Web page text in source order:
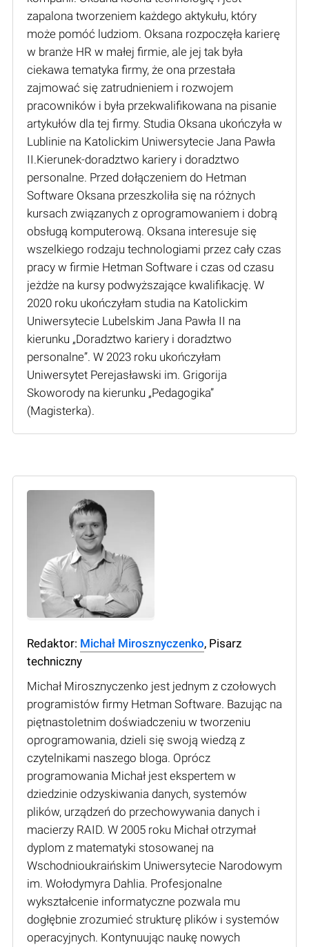
zapalona tworzeniem każdego aktykułu, który
może pomóć ludziom. Oksana rozpoczęła karierę
w branże HR w małej firmie, ale jej tak była
ciekawa tematyka firmy, że ona przestała
zajmować się zatrudnieniem i rozwojem
pracowników i była przekwalifikowana na pisanie
artykułów dla tej firmy. Studia Oksana ukończyła w
Lublinie na Katolickim Uniwersytecie Jana Pawła
II.Kierunek-doradztwo kariery i doradztwo
personalne. Przed dołączeniem do Hetman
Software Oksana przeszkoliła się na różnych
kursach związanych z oprogramowaniem i dobrą
obsługą komputerową. Oksana interesuje się
wszelkiego rodzaju technologiami przez cały czas
pracy w firmie Hetman Software i czas od czasu
jeżdże na kursy podwyższające kwalifikację. W
2020 roku ukończyłam studia na Katolickim
Uniwersytecie Lubelskim Jana Pawła II na
kierunku „Doradztwo kariery i doradztwo
personalne”. W 2023 roku ukończyłam
Uniwersytet Perejasławski im. Grigorija
Skoworody na kierunku „Pedagogika”
(Мagisterka).
Redaktor: Michał Mirosznyczenko, Pisarz
techniczny
Michał Mirosznyczenko jest jednym z czołowych
programistów firmy Hetman Software. Bazując na
piętnastoletnim doświadczeniu w tworzeniu
oprogramowania, dzieli się swoją wiedzą z
czytelnikami naszego bloga. Oprócz
programowania Michał jest ekspertem w
dziedzinie odzyskiwania danych, systemów
plików, urządzeń do przechowywania danych i
macierzy RAID. W 2005 roku Michał otrzymał
dyplom z matematyki stosowanej na
Wschodnioukraińskim Uniwersytecie Narodowym
im. Wołodymyra Dahlia. Profesjonalne
wykształcenie informatyczne pozwala mu
dogłębnie zrozumieć strukturę plików i systemów
operacyjnych. Kontynuując naukę nowych